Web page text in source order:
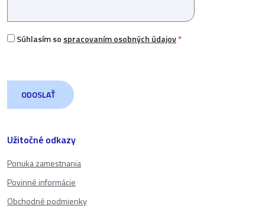
Užitočné odkazy
Ponuka zamestnania
Povinné informácie
Obchodné podmienky
Súhlasím so spracovaním osobných údajov*